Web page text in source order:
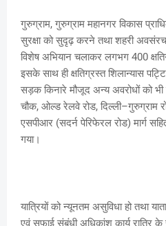
गुरुग्राम, गुरुग्राम महानगर विकास
सुरक्षा को सुदृढ़ करने तथा शहरी
विशेष अभियान चलाकर लगभग 400
इसके साथ ही क्षतिग्रस्त शिलान्यास
सड़क किनारे मौजूद अन्य अवरोधों को भी
चौक, ओल्ड रेलवे रोड, दिल्ली–गुरुग्राम
एसपीआर (सदर्न पेरिफेरल रोड) मार्ग
गया।
यात्रियों को न्यूनतम असुविधा हो तथा
एवं सफाई संबंधी अधिकांश कार्य रात्रि